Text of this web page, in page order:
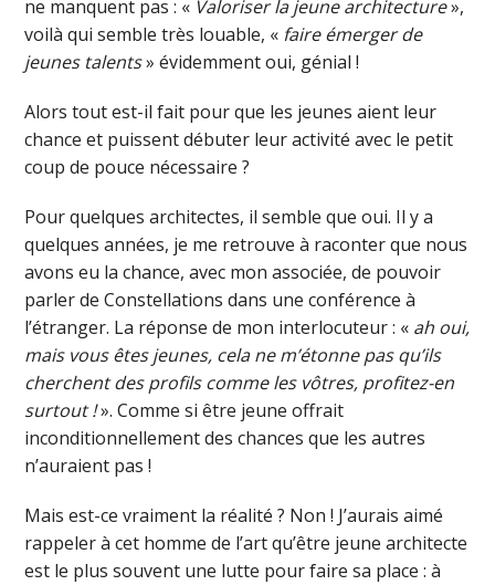
ne manquent pas : « Valoriser la jeune architecture»,
voilà qui semble très louable, « faire émerger de
jeunes talents» évidemment oui, génial !
Alors tout est-il fait pour que les jeunes aient leur
chance et puissent débuter leur activité avec le petit
coup de pouce nécessaire ?
Pour quelques architectes, il semble que oui. Il y a
quelques années, je me retrouve à raconter que nous
avons eu la chance, avec mon associée, de pouvoir
parler de Constellations dans une conférence à
l’étranger. La réponse de mon interlocuteur : « ah oui,
mais vous êtes jeunes, cela ne m’étonne pas qu’ils
cherchent des profils comme les vôtres, profitez-en
surtout !». Comme si être jeune offrait
inconditionnellement des chances que les autres
n’auraient pas !
Mais est-ce vraiment la réalité ? Non ! J’aurais aimé
rappeler à cet homme de l’art qu’être jeune architecte
est le plus souvent une lutte pour faire sa place : à